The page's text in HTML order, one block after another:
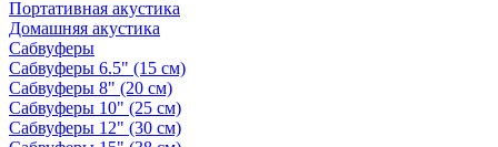
Портативная акустика
Домашняя акустика
Сабвуферы
Сабвуферы 6.5" (15 см)
Сабвуферы 8" (20 см)
Сабвуферы 10" (25 см)
Сабвуферы 12" (30 см)